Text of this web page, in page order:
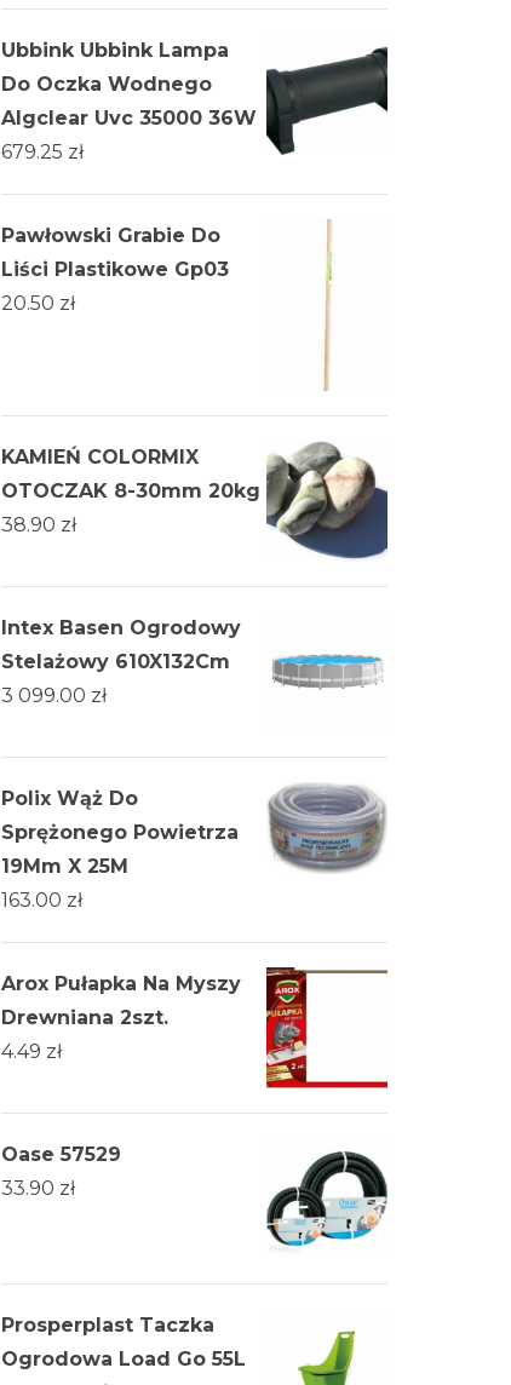
Ubbink Ubbink Lampa
Do Oczka Wodnego
Algclear Uvc 35000 36W
679.25 zł
Pawłowski Grabie Do
Liści Plastikowe Gp03
20.50 zł
KAMIEŃ COLORMIX
OTOCZAK 8-30mm 20kg
38.90 zł
Intex Basen Ogrodowy
Stelażowy 610X132Cm
3 099.00 zł
Polix Wąż Do
Sprężonego Powietrza
19Mm X 25M
163.00 zł
Arox Pułapka Na Myszy
Drewniana 2szt.
4.49 zł
Oase 57529
33.90 zł
Prosperplast Taczka
Ogrodowa Load Go 55L